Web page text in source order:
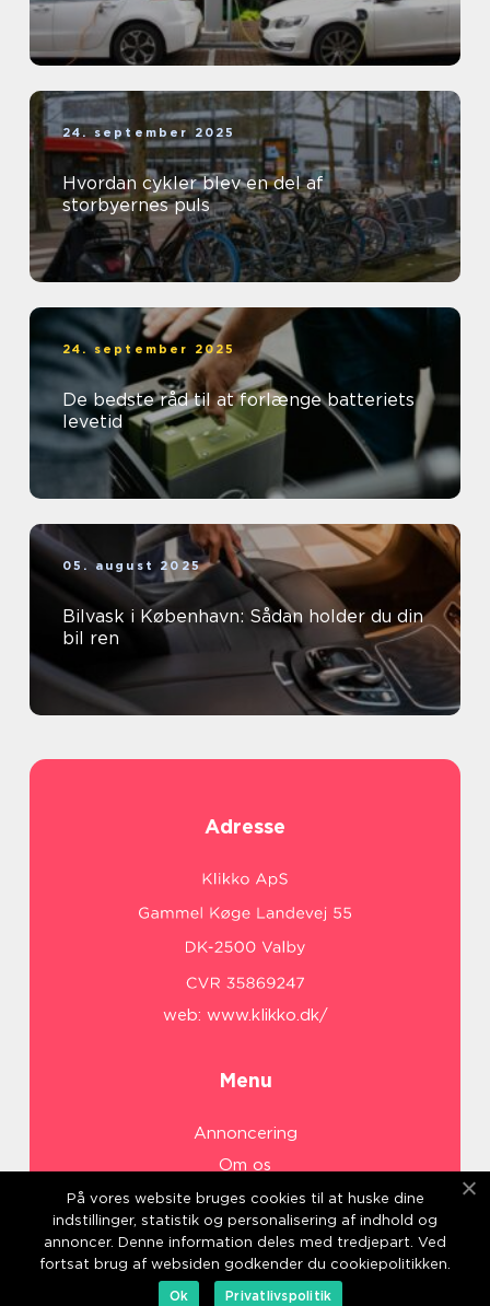
24. september 2025
Hvordan cykler blev en del af
storbyernes puls
24. september 2025
De bedste råd til at forlænge batteriets
levetid
05. august 2025
Bilvask i København: Sådan holder du din
bil ren
Adresse
web: www.klikko.dk/
Menu
Annoncering
Om os
Cookies
Kontakt os
Sitemap
På vores website bruges cookies til at huske dine
indstillinger, statistik og personalisering af indhold og
annoncer. Denne information deles med tredjepart. Ved
fortsat brug af websiden godkender du cookiepolitikken.
Ok
Privatlivspolitik